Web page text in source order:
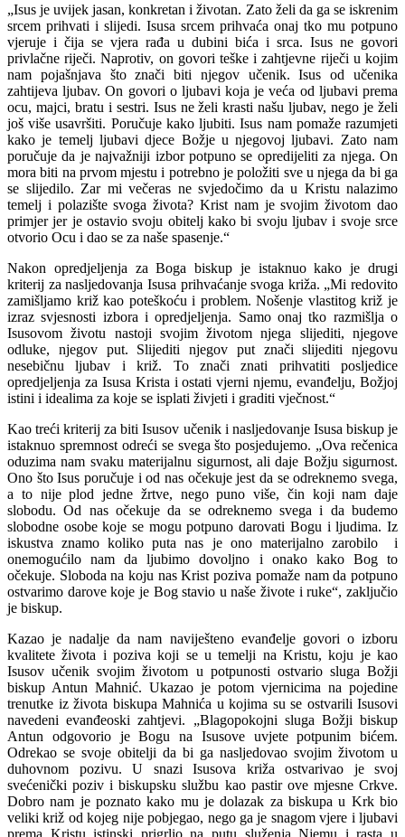
„Isus je uvijek jasan, konkretan i životan. Zato želi da ga se iskrenim
srcem prihvati i slijedi. Isusa srcem prihvaća onaj tko mu potpuno
vjeruje i čija se vjera rađa u dubini bića i srca. Isus ne govori
privlačne riječi. Naprotiv, on govori teške i zahtjevne riječi u kojim
nam pojašnjava što znači biti njegov učenik. Isus od učenika
zahtijeva ljubav. On govori o ljubavi koja je veća od ljubavi prema
ocu, majci, bratu i sestri. Isus ne želi krasti našu ljubav, nego je želi
još više usavršiti. Poručuje kako ljubiti. Isus nam pomaže razumjeti
kako je temelj ljubavi djece Božje u njegovoj ljubavi. Zato nam
poručuje da je najvažniji izbor potpuno se opredijeliti za njega. On
mora biti na prvom mjestu i potrebno je položiti sve u njega da bi ga
se slijedilo. Zar mi večeras ne svjedočimo da u Kristu nalazimo
temelj i polazište svoga života? Krist nam je svojim životom dao
primjer jer je ostavio svoju obitelj kako bi svoju ljubav i svoje srce
otvorio Ocu i dao se za naše spasenje.“
Nakon opredjeljenja za Boga biskup je istaknuo kako je drugi
kriterij za nasljedovanja Isusa prihvaćanje svoga križa. „Mi redovito
zamišljamo križ kao poteškoću i problem. Nošenje vlastitog križ je
izraz svjesnosti izbora i opredjeljenja. Samo onaj tko razmišlja o
Isusovom životu nastoji svojim životom njega slijediti, njegove
odluke, njegov put. Slijediti njegov put znači slijediti njegovu
nesebičnu ljubav i križ. To znači znati prihvatiti posljedice
opredjeljenja za Isusa Krista i ostati vjerni njemu, evanđelju, Božjoj
istini i idealima za koje se isplati živjeti i graditi vječnost.“
Kao treći kriterij za biti Isusov učenik i nasljedovanje Isusa biskup je
istaknuo spremnost odreći se svega što posjedujemo. „Ova rečenica
oduzima nam svaku materijalnu sigurnost, ali daje Božju sigurnost.
Ono što Isus poručuje i od nas očekuje jest da se odreknemo svega,
a to nije plod jedne žrtve, nego puno više, čin koji nam daje
slobodu. Od nas očekuje da se odreknemo svega i da budemo
slobodne osobe koje se mogu potpuno darovati Bogu i ljudima. Iz
iskustva znamo koliko puta nas je ono materijalno zarobilo i
onemogućilo nam da ljubimo dovoljno i onako kako Bog to
očekuje. Sloboda na koju nas Krist poziva pomaže nam da potpuno
ostvarimo darove koje je Bog stavio u naše živote i ruke“, zaključio
je biskup.
Kazao je nadalje da nam naviješteno evanđelje govori o izboru
kvalitete života i poziva koji se u temelji na Kristu, koju je kao
Isusov učenik svojim životom u potpunosti ostvario sluga Božji
biskup Antun Mahnić. Ukazao je potom vjernicima na pojedine
trenutke iz života biskupa Mahnića u kojima su se ostvarili Isusovi
navedeni evanđeoski zahtjevi. „Blagopokojni sluga Božji biskup
Antun odgovorio je Bogu na Isusove uvjete potpunim bićem.
Odrekao se svoje obitelji da bi ga nasljedovao svojim životom u
duhovnom pozivu. U snazi Isusova križa ostvarivao je svoj
svećenički poziv i biskupsku službu kao pastir ove mjesne Crkve.
Dobro nam je poznato kako mu je dolazak za biskupa u Krk bio
veliki križ od kojeg nije pobjegao, nego ga je snagom vjere i ljubavi
prema Kristu istinski prigrlio na putu služenja Njemu i rasta u